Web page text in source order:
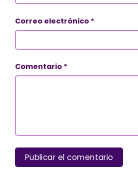
Correo electrónico *
Comentario *